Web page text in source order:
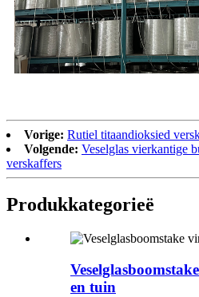
Vorige: Rutiel titaandioksied
Volgende: Veselglas vierkantige
verskaffers
Produkkategorieë
en tuin